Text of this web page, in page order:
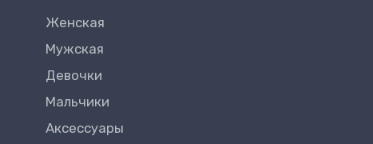
Женская
Мужская
Девочки
Мальчики
Аксессуары